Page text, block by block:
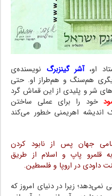
او،آشر گینزبرگ نویسنده‌ی
هم‌سنگ و هم‌طراز او. حتی
شر و پلیدی از این قماش گرد
خود را برای عملی ساختن
اهریمنی خطور می‌کند
جهان پس از نابود کردن
قلمرو پاپ و اسلام از طریق
داودی در اروپا و فلسطین.
زیرا در دنیای امروز که